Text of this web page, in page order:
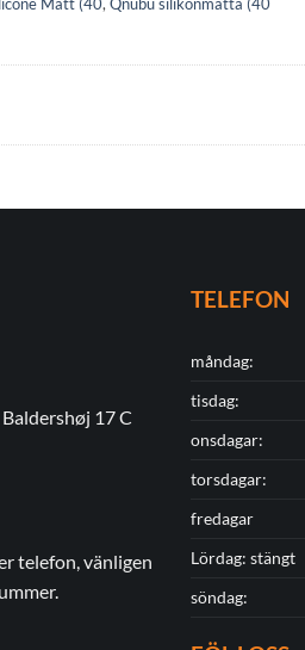
17 C
telefon, vänligen
TELEFON
måndag:
tisdag:
onsdagar:
torsdagar:
fredagar
Lördag: stängt
söndag: